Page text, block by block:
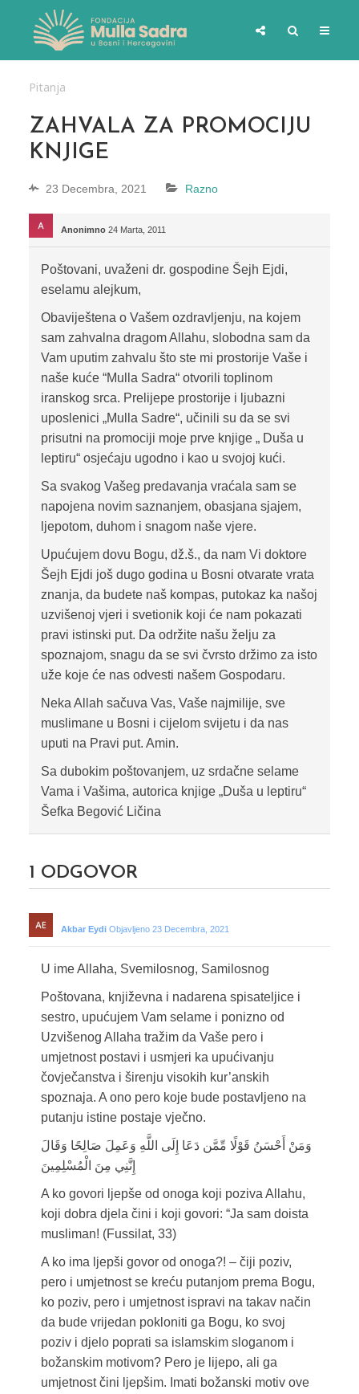
Pitanja
ZAHVALA ZA PROMOCIJU
KNJIGE
23 Decembra, 2021 Razno
Anonimno 24 Marta, 2011
Poštovani, uvaženi dr. gospodine Šejh Ejdi,
eselamu alejkum,
Obaviještena o Vašem ozdravljenju, na kojem
sam zahvalna dragom Allahu, slobodna sam da
Vam uputim zahvalu što ste mi prostorije Vaše i
naše kuće “Mulla Sadra“ otvorili toplinom
iranskog srca. Prelijepe prostorije i ljubazni
uposlenici „Mulla Sadre“, učinili su da se svi
prisutni na promociji moje prve knjige „ Duša u
leptiru“ osjećaju ugodno i kao u svojoj kući.
Sa svakog Vašeg predavanja vraćala sam se
napojena novim saznanjem, obasjana sjajem,
ljepotom, duhom i snagom naše vjere.
Upućujem dovu Bogu, dž.š., da nam Vi doktore
Šejh Ejdi još dugo godina u Bosni otvarate vrata
znanja, da budete naš kompas, putokaz ka našoj
uzvišenoj vjeri i svetionik koji će nam pokazati
pravi istinski put. Da održite našu želju za
spoznajom, snagu da se svi čvrsto držimo za isto
uže koje će nas odvesti našem Gospodaru.
Neka Allah sačuva Vas, Vaše najmilije, sve
muslimane u Bosni i cijelom svijetu i da nas
uputi na Pravi put. Amin.
Sa dubokim poštovanjem, uz srdačne selame
Vama i Vašima, autorica knjige „Duša u leptiru“
Šefka Begović Ličina
1 ODGOVOR
Akbar Eydi Objavljeno 23 Decembra, 2021
U ime Allaha, Svemilosnog, Samilosnog
Poštovana, književna i nadarena spisateljice i
sestro, upućujem Vam selame i ponizno od
Uzvišenog Allaha tražim da Vaše pero i
umjetnost postavi i usmjeri ka upućivanju
čovječanstva i širenju visokih kur’anskih
spoznaja. A ono pero koje bude postavljeno na
putanju istine postaje vječno.
وَمَنْ أَحْسَنُ قَوْلًا مِّمَّن دَعَا إِلَى اللَّهِ وَعَمِلَ صَالِحًا وَقَالَ
إِنَّنِي مِنَ الْمُسْلِمِينَ
A ko govori ljepše od onoga koji poziva Allahu,
koji dobra djela čini i koji govori: “Ja sam doista
musliman! (Fussilat, 33)
A ko ima ljepši govor od onoga?! – čiji poziv,
pero i umjetnost se kreću putanjom prema Bogu,
ko poziv, pero i umjetnost ispravi na takav način
da bude vrijedan pokloniti ga Bogu, ko svoj
poziv i djelo poprati sa islamskim sloganom i
božanskim motivom? Pero je lijepo, ali ga
umjetnost čini ljepšim. Imati božanski motiv ove